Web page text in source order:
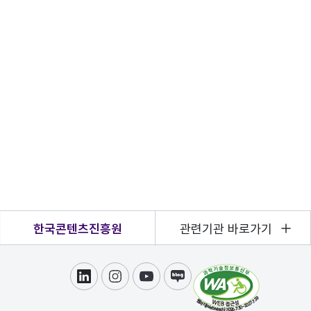
한국콘텐츠진흥원 관련기관 바로가기
링크드인인스타그램
유튜브블로그